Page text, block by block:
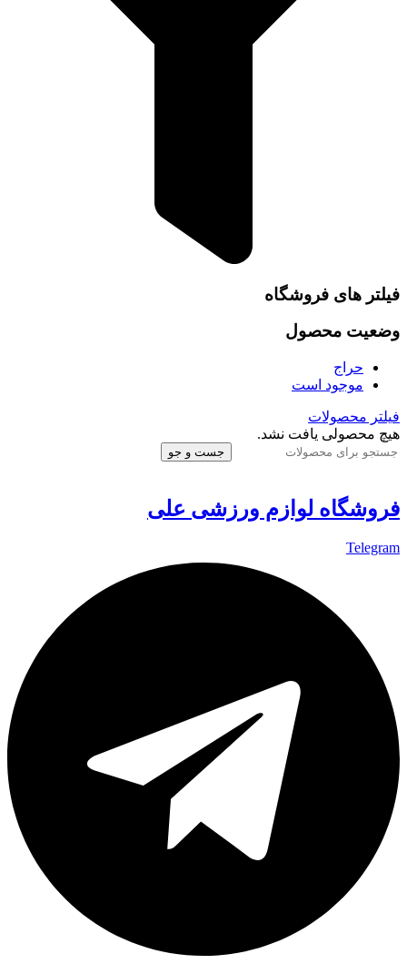
فیلتر های فروشگاه
وضعیت محصول
حراج
موجود است
فیلتر محصولات
هیچ محصولی یافت نشد.
جست و جو
فروشگاه لوازم ورزشی علی
Telegram